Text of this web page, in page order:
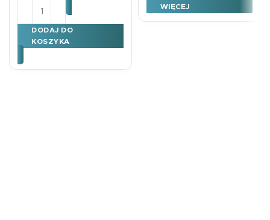
ilość Kartka okolicznościowa Karnet B6 urodziny
DODAJ DO
KOSZYKA
WIĘCEJ